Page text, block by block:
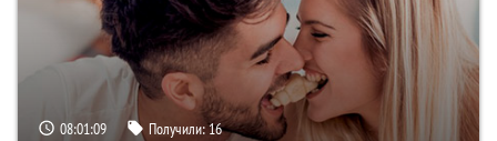
08:01:08 Получили:16